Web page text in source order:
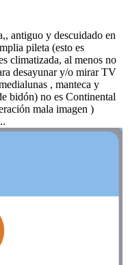
antiguo y descuidado en
pileta (esto es
climatizada, al menos no
desayunar y/o mirar TV
, manteca y
bidón) no es Continental
mala imagen )